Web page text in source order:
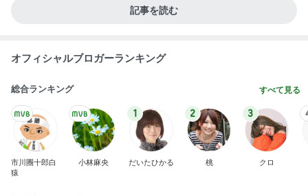
記事を読む
オフィシャルブロガーランキング
総合ランキング すべて見る
市川團十郎白
猿
小林麻央
1
だいたひかる
2
桃
3
クロ